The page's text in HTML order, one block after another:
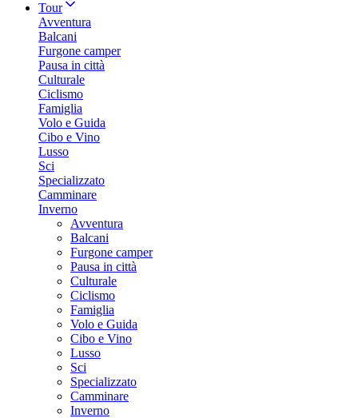
Tour
Avventura
Balcani
Furgone camper
Pausa in città
Culturale
Ciclismo
Famiglia
Volo e Guida
Cibo e Vino
Lusso
Sci
Specializzato
Camminare
Inverno
Avventura
Balcani
Furgone camper
Pausa in città
Culturale
Ciclismo
Famiglia
Volo e Guida
Cibo e Vino
Lusso
Sci
Specializzato
Camminare
Inverno